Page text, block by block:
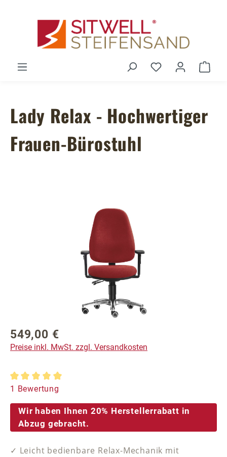
Du hast 0
Lady Relax - Hochwertiger
Frauen-Bürostuhl
Bildergalerie überspringen
Regulärer Preis:
549,00 €
Preise inkl. MwSt. zzgl. Versandkosten
Durchschnittliche Bewertung von 5 von 5 Sternen
1 Bewertung
Wir haben Ihnen 20% Herstellerrabatt in
Abzug gebracht.
✓ Leicht bedienbare Relax-Mechanik mit